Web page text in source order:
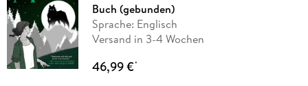
Buch (gebunden)
Sprache: Englisch
Versand in 3-4 Wochen
46,99 €*